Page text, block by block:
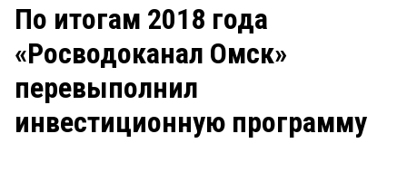
ЗАКОН
НОВОСТИ КОМПАНИЙ
Рейтинги
Блоги
По итогам 2018 года
«Росводоканал Омск»
перевыполнил
инвестиционную программу